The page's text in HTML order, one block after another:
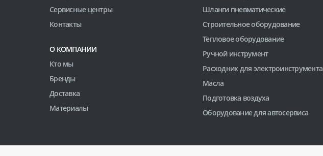
Сервисные центры
Контакты
О КОМПАНИИ
Кто мы
Бренды
Доставка
Материалы
Шланги пневматические
Строительное оборудование
Тепловое оборудование
Ручной инструмент
Расходник для электроинструмента
Масла
Подготовка воздуха
Оборудование для автосервиса